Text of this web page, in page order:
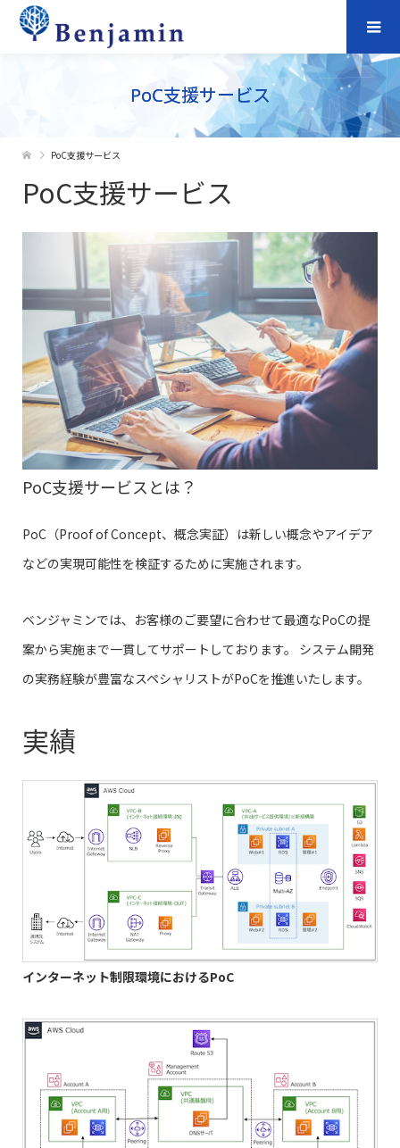
PoC支援サービス
PoC支援サービス
PoC支援サービス
PoC支援サービスとは？
PoC（Proof of Concept、概念実証）は新しい概念やアイデア
などの実現可能性を検証するために実施されます。
ベンジャミンでは、お客様のご要望に合わせて最適なPoCの提
案から実施まで一貫してサポートしております。 システム開発
の実務経験が豊富なスペシャリストがPoCを推進いたします。
実績
インターネット制限環境におけるPoC